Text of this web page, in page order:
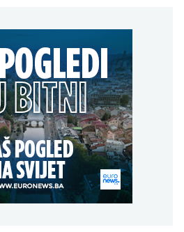
Osamnaest zeničkih
rudara i dalje u jami
Raspotočje, traže
rješenje za probleme
Dunav se povukao i
skrivene tajne: Od
mamuta do ratnih
brodova
FOKUS
Kina uvela trgovinske
mjere protiv SAD uoči
posjete Xi Jinpinga
Washingtonu
TEHNOLOGIJA
Britanska kraljevska
kovnica iz elektronskog
otpada izdvaja zlato
ZDRAVLJE
Ruska vakcina protiv